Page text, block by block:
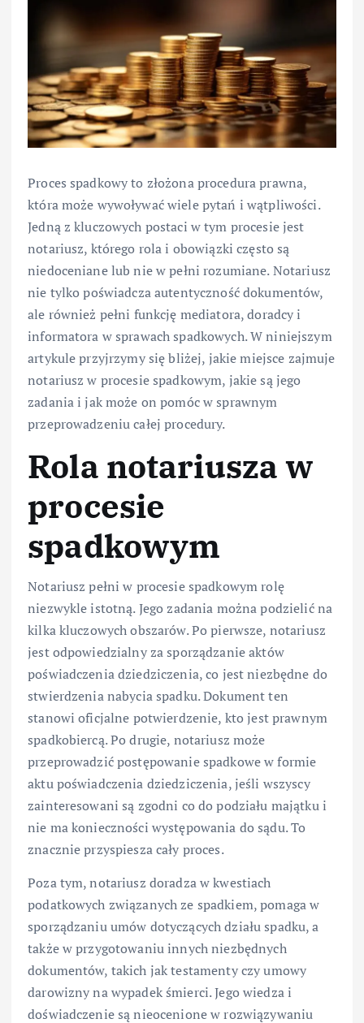
Proces spadkowy to złożona procedura prawna,
która może wywoływać wiele pytań i wątpliwości.
Jedną z kluczowych postaci w tym procesie jest
notariusz, którego rola i obowiązki często są
niedoceniane lub nie w pełni rozumiane. Notariusz
nie tylko poświadcza autentyczność dokumentów,
ale również pełni funkcję mediatora, doradcy i
informatora w sprawach spadkowych. W niniejszym
artykule przyjrzymy się bliżej, jakie miejsce zajmuje
notariusz w procesie spadkowym, jakie są jego
zadania i jak może on pomóc w sprawnym
przeprowadzeniu całej procedury.
Rola notariusza w
procesie
spadkowym
Notariusz pełni w procesie spadkowym rolę
niezwykle istotną. Jego zadania można podzielić na
kilka kluczowych obszarów. Po pierwsze, notariusz
jest odpowiedzialny za sporządzanie aktów
poświadczenia dziedziczenia, co jest niezbędne do
stwierdzenia nabycia spadku. Dokument ten
stanowi oficjalne potwierdzenie, kto jest prawnym
spadkobiercą. Po drugie, notariusz może
przeprowadzić postępowanie spadkowe w formie
aktu poświadczenia dziedziczenia, jeśli wszyscy
zainteresowani są zgodni co do podziału majątku i
nie ma konieczności występowania do sądu. To
znacznie przyspiesza cały proces.
Poza tym, notariusz doradza w kwestiach
podatkowych związanych ze spadkiem, pomaga w
sporządzaniu umów dotyczących działu spadku, a
także w przygotowaniu innych niezbędnych
dokumentów, takich jak testamenty czy umowy
darowizny na wypadek śmierci. Jego wiedza i
doświadczenie są nieocenione w rozwiązywaniu